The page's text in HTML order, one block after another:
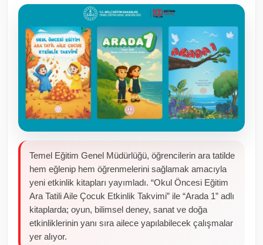
Toplum ve Yaşam
Sivil Toplum Kuruluşları
Kamu Kurumları ve Üst Kurullar
Resmi Reklamlar
Temel Eğitim Genel Müdürlüğü, öğrencilerin ara tatilde
hem eğlenip hem öğrenmelerini sağlamak amacıyla
yeni etkinlik kitapları yayımladı. “Okul Öncesi Eğitim
Ara Tatili Aile Çocuk Etkinlik Takvimi” ile “Arada 1” adlı
kitaplarda; oyun, bilimsel deney, sanat ve doğa
etkinliklerinin yanı sıra ailece yapılabilecek çalışmalar
yer alıyor.